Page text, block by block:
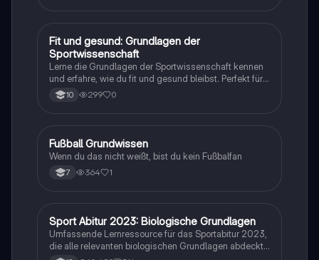
F Sport
Fit und gesund: Grundlagen der
Sportwissenschaft
Lerne die Grundlagen der Sportwissenschaft kennen
und erfahre, wie du fit und gesund bleibst. Perfekt für
den Sportunterricht in der 11. Klasse!
10 299 0
FSport
Fußball Grundwissen
Wenn du das nicht weißt, bist du kein Fußbalfan
7 364 1
Sport
Sport Abitur 2023: Biologische Grundlagen
Umfassende Lernressource für das Sportabitur 2023,
die alle relevanten biologischen Grundlagen abdeckt,
einschließlich Muskel- und Herz-Kreislaufsystem,